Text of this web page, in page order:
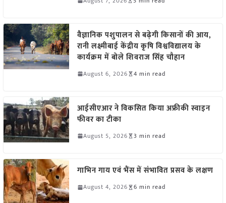
वैज्ञानिक पशुपालन से बढ़ेगी किसानों की आय,
रानी लक्ष्मीबाई केंद्रीय कृषि विश्वविद्यालय के
कार्यक्रम में बोले शिवराज सिंह चौहान
August 6, 2026 4 min read
आईसीएआर ने विकसित किया अफ्रीकी स्वाइन
फीवर का टीका
August 5, 2026 3 min read
गाभिन गाय एवं भैंस में संभावित प्रसव के लक्षण
August 4, 2026 6 min read